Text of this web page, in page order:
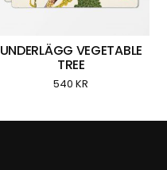
UNDERLÄGG VEGETABLE
TREE
540KR